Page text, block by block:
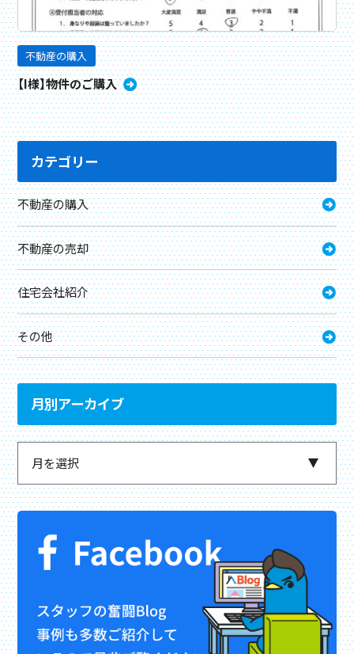
不動産の購入
【I様】物件のご購入
カテゴリー
不動産の購入
不動産の売却
住宅会社紹介
その他
月別アーカイブ